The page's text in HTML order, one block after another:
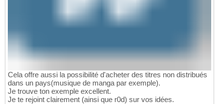
Cela offre aussi la possibilité d'acheter des titres non distribués
dans un pays(musique de manga par exemple).
Je trouve ton exemple excellent.
Je te rejoint clairement (ainsi que r0d) sur vos idées.